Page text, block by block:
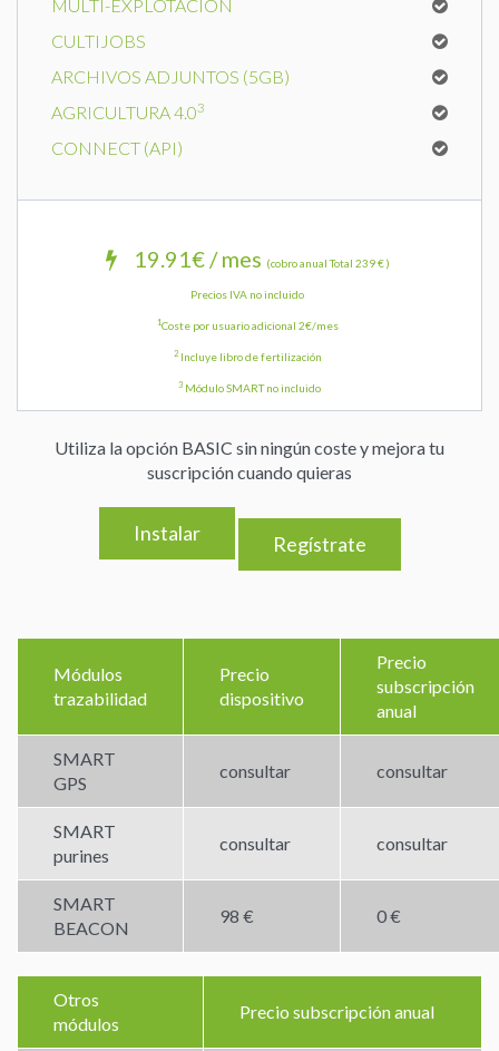
MULTI-EXPLOTACIÓN
CULTIJOBS
ARCHIVOS ADJUNTOS (5GB)
AGRICULTURA 4.03
CONNECT (API)
19.91€ / mes (cobro anual Total 239 € )
Precios IVA no incluido
1Coste por usuario adicional 2€/mes
2Incluye libro de fertilización
3 Módulo SMART no incluido
Utiliza la opción BASIC sin ningún coste y mejora tu
suscripción cuando quieras
Instalar Regístrate
Módulos
trazabilidad
Precio
dispositivo
Precio
subscripción
anual
SMART
GPS
consultar consultar
SMART
purines
consultar consultar
SMART
BEACON
98 € 0 €
Otros
módulos
Precio subscripción anual